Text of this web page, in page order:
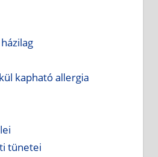
kapható allergia
tünetei